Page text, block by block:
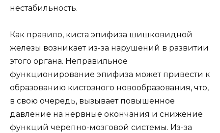
нестабильность.
Как правило, киста эпифиза шишковидной
железы возникает из-за нарушений в развитии
этого органа. Неправильное
функционирование эпифиза может привести к
образованию кистозного новообразования, что,
в свою очередь, вызывает повышенное
давление на нервные окончания и снижение
функций черепно-мозговой системы. Из-за